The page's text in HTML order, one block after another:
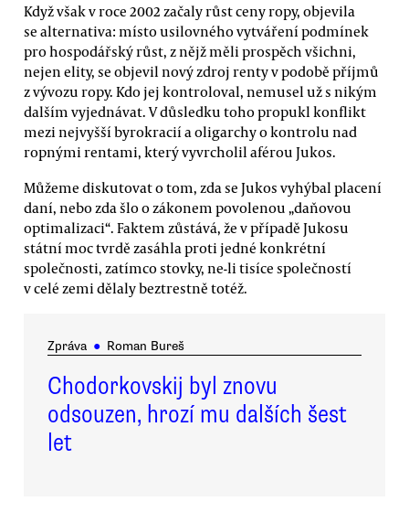
Když však v roce 2002 začaly růst ceny ropy, objevila
se alternativa: místo usilovného vytváření podmínek
pro hospodářský růst, z nějž měli prospěch všichni,
nejen elity, se objevil nový zdroj renty v podobě příjmů
z vývozu ropy. Kdo jej kontroloval, nemusel už s nikým
dalším vyjednávat. V důsledku toho propukl konflikt
mezi nejvyšší byrokracií a oligarchy o kontrolu nad
ropnými rentami, který vyvrcholil aférou Jukos.
Můžeme diskutovat o tom, zda se Jukos vyhýbal placení
daní, nebo zda šlo o zákonem povolenou „daňovou
optimalizaci“. Faktem zůstává, že v případě Jukosu
státní moc tvrdě zasáhla proti jedné konkrétní
společnosti, zatímco stovky, ne-li tisíce společností
v celé zemi dělaly beztrestně totéž.
Zpráva ● Roman Bureš
Chodorkovskij byl znovu
odsouzen, hrozí mu dalších šest
let